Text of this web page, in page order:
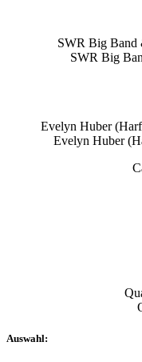
SWR Big
Evelyn Huber
Auswahl: